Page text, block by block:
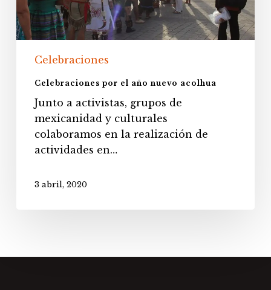
Celebraciones
Celebraciones por el año nuevo acolhua
Junto a activistas, grupos de
mexicanidad y culturales
colaboramos en la realización de
actividades en…
3 abril, 2020